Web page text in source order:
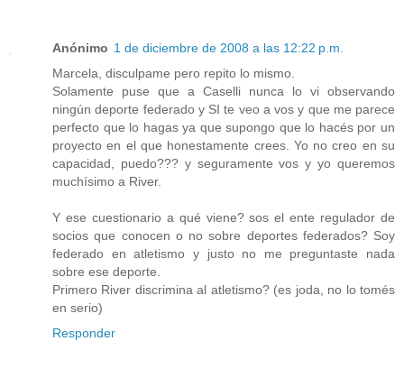
Anónimo 1 de diciembre de 2008 a las 12:22 p.m.
Marcela, disculpame pero repito lo mismo.
Solamente puse que a Caselli nunca lo vi observando
ningún deporte federado y SI te veo a vos y que me parece
perfecto que lo hagas ya que supongo que lo hacés por un
proyecto en el que honestamente crees. Yo no creo en su
capacidad, puedo??? y seguramente vos y yo queremos
muchísimo a River.
Y ese cuestionario a qué viene? sos el ente regulador de
socios que conocen o no sobre deportes federados? Soy
federado en atletismo y justo no me preguntaste nada
sobre ese deporte.
Primero River discrimina al atletismo? (es joda, no lo tomés
en serio)
Responder